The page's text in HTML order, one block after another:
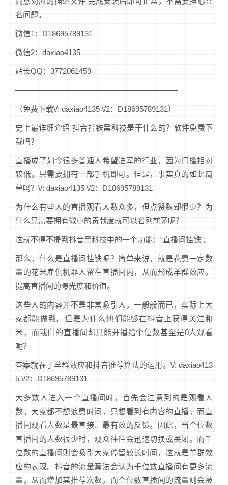
名问题。
微信1：D18695789131
微信2：daxiao4135
站长QQ：3772061459
—————————————————————-
（免费下载\/: daxiao4135 \/2：D18695789131）
史上最详细介绍 抖音挂铁黑科技是干什么的？软件免费下
载吗？
直播成了如今很多普通人希望进军的行业，因为门槛相对
较低，只需要拥有一部手机即可。但是，事实真的如此简
单吗？\/: daxiao4135 \/2：D18695789131
为什么有些人的直播观看人数众多，但点赞数却很少？为
什么只需要拥有微小的贡献度就可以名列前茅呢？
这就不得不提到抖音黑科技中的一个功能：“直播间挂铁”。
那么，什么是直播间挂铁呢？简单来说，就是花费一定数
量的花米雇佣机器人留在直播间内，从而形成羊群效应，
提高直播间的曝光度和价值。
这些人的内容并不是非常吸引人，一般般而已，实际上大
家都能做到。但是为什么他们能够在抖音上获得关注和
米，而我们的直播间却只能开播给个位数甚至是0人观看
呢？
答案就在于羊群效应和抖音推荐算法的运用。\/: daxiao413
5 \/2：D18695789131
大多数人进入一个直播间时，首先会注意到的是观看人
数。大家都不想浪费时间，只想看到有内容的直播，而直
播间观看人数是最直接、最有效的反馈。因此，当个位数
直播间的人数很少时，观众往往会迅速切换或关闭。而千
位数的直播间则会吸引大家停留较长时间，这就是羊群效
应的表现。抖音的流量算法会认为千位数直播间有更多流
量，从而增加其推荐次数，而个位数直播间的流量则会被